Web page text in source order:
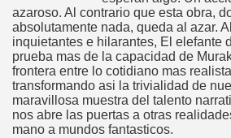
azaroso. Al contrario que esta obra,
absolutamente nada, queda al azar.
inquietantes e hilarantes, El elefante
prueba mas de la capacidad de
frontera entre lo cotidiano mas
transformando asi la trivialidad de
maravillosa muestra del talento
nos abre las puertas a otras
mano a mundos fantasticos.